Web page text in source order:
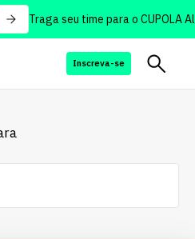
Traga seu time para o CUPOLA
Inscreva-se